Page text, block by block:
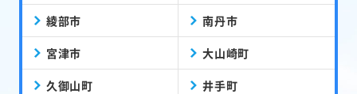
綾部市 南丹市
宮津市 大山崎町
久御山町 井手町